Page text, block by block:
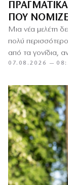
ΠΟΥ
Μια νέα μελέτη
πολύ
από τα γονίδια,
07.08.2026 —